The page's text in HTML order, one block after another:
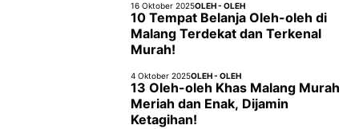
16 Oktober 2025OLEH - OLEH
10 Tempat Belanja Oleh-oleh di
Malang Terdekat dan Terkenal
Murah!
4 Oktober 2025OLEH - OLEH
13 Oleh-oleh Khas Malang Murah
Meriah dan Enak, Dijamin
Ketagihan!